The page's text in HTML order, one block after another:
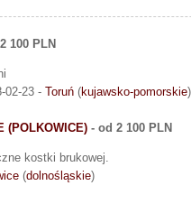
100 PLN
02-23 - Toruń (kujawsko-pomorskie)
(POLKOWICE) - od 2 100 PLN
kostki brukowej.
(dolnośląskie)